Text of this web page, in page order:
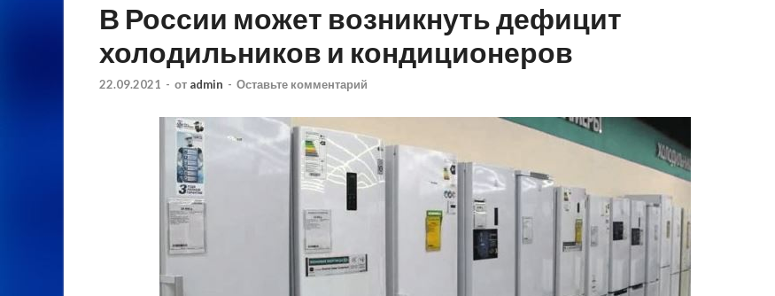
В России может возникнуть дефицит
холодильников и кондиционеров
22.09.2021 - от admin - Оставьте комментарий